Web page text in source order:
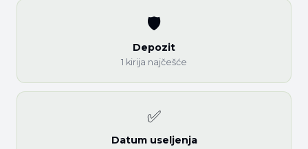
🛡
Depozit
1 kirija najčešće
✅
Datum useljenja